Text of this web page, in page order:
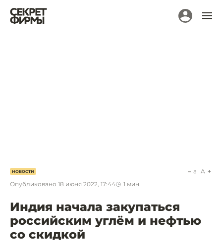
НОВОСТИ
Опубликовано 18 июня 2022, 17:44 1 мин.
a A
Индия начала закупаться
российским углём и нефтью
со скидкой